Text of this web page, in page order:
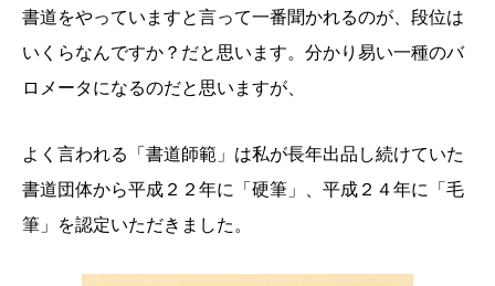
書道をやっていますと言って一番聞かれるのが、段位は
いくらなんですか？だと思います。分かり易い一種のバ
ロメータになるのだと思いますが、
よく言われる「書道師範」は私が長年出品し続けていた
書道団体から平成２２年に「硬筆」、平成２４年に「毛
筆」を認定いただきました。